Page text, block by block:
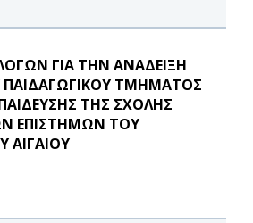
ΓΙΑ ΤΗΝ ΑΝΑΔΕΙΞΗ
ΤΜΗΜΑΤΟΣ
ΤΗΣ ΣΧΟΛΗΣ
ΕΠΙΣΤΗΜΩΝ ΤΟΥ
ΑΙΓΑΙΟΥ